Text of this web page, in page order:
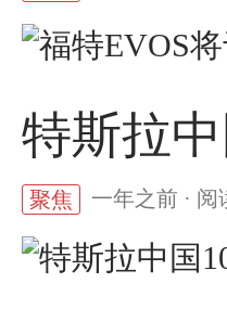
特斯拉
聚焦 一年之前 · 阅